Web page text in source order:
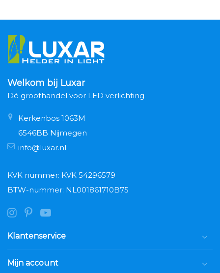
Welkom bij Luxar
Dé groothandel voor LED verlichting
Kerkenbos 1063M
6546BB Nijmegen
info@luxar.nl
KVK nummer: KVK 54296579
BTW-nummer: NL001861710B75
Klantenservice
Mijn account